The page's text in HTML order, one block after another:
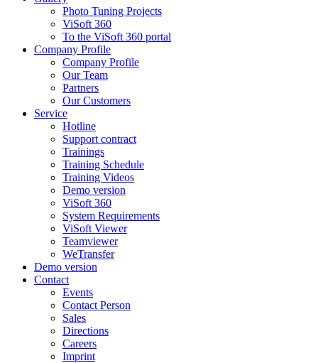
Photo Tuning Projects
ViSoft 360
To the ViSoft 360 portal
Company Profile
Company Profile
Our Team
Partners
Our Customers
Service
Hotline
Support contract
Trainings
Training Schedule
Training Videos
Demo version
ViSoft 360
System Requirements
ViSoft Viewer
Teamviewer
WeTransfer
Demo version
Contact
Events
Contact Person
Sales
Directions
Careers
Imprint